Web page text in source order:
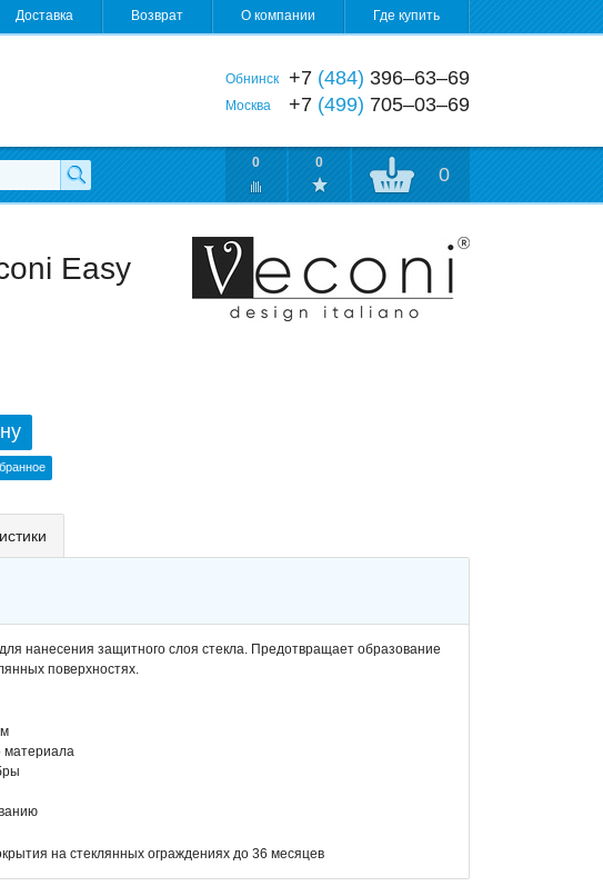
Доставка Возврат О компании Где купить
Обнинск +7 (484) 396‒63‒69
Москва +7 (499) 705‒03‒69
0 0
0
Easy
нанесения защитного слоя стекла. Предотвращает образование
поверхностях.
материала
на стеклянных ограждениях до 36 месяцев